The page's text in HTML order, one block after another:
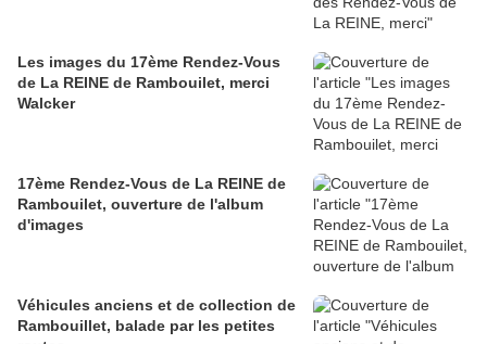
Les images du 17ème Rendez-Vous
de La REINE de Rambouilet, merci
Walcker
17ème Rendez-Vous de La REINE de
Rambouilet, ouverture de l'album
d'images
Véhicules anciens et de collection de
Rambouillet, balade par les petites